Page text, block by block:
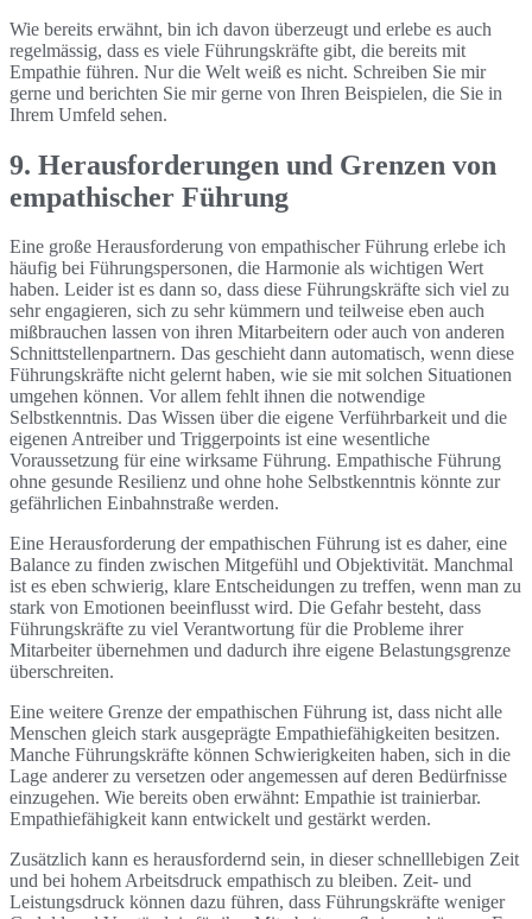
Wie bereits erwähnt, bin ich davon überzeugt und erlebe es auch
regelmässig, dass es viele Führungskräfte gibt, die bereits mit
Empathie führen. Nur die Welt weiß es nicht. Schreiben Sie mir
gerne und berichten Sie mir gerne von Ihren Beispielen, die Sie in
Ihrem Umfeld sehen.
9. Herausforderungen und Grenzen von
empathischer Führung
Eine große Herausforderung von empathischer Führung erlebe ich
häufig bei Führungspersonen, die Harmonie als wichtigen Wert
haben. Leider ist es dann so, dass diese Führungskräfte sich viel zu
sehr engagieren, sich zu sehr kümmern und teilweise eben auch
mißbrauchen lassen von ihren Mitarbeitern oder auch von anderen
Schnittstellenpartnern. Das geschieht dann automatisch, wenn diese
Führungskräfte nicht gelernt haben, wie sie mit solchen Situationen
umgehen können. Vor allem fehlt ihnen die notwendige
Selbstkenntnis. Das Wissen über die eigene Verführbarkeit und die
eigenen Antreiber und Triggerpoints ist eine wesentliche
Voraussetzung für eine wirksame Führung. Empathische Führung
ohne gesunde Resilienz und ohne hohe Selbstkenntnis könnte zur
gefährlichen Einbahnstraße werden.
Eine Herausforderung der empathischen Führung ist es daher, eine
Balance zu finden zwischen Mitgefühl und Objektivität. Manchmal
ist es eben schwierig, klare Entscheidungen zu treffen, wenn man zu
stark von Emotionen beeinflusst wird. Die Gefahr besteht, dass
Führungskräfte zu viel Verantwortung für die Probleme ihrer
Mitarbeiter übernehmen und dadurch ihre eigene Belastungsgrenze
überschreiten.
Eine weitere Grenze der empathischen Führung ist, dass nicht alle
Menschen gleich stark ausgeprägte Empathiefähigkeiten besitzen.
Manche Führungskräfte können Schwierigkeiten haben, sich in die
Lage anderer zu versetzen oder angemessen auf deren Bedürfnisse
einzugehen. Wie bereits oben erwähnt: Empathie ist trainierbar.
Empathiefähigkeit kann entwickelt und gestärkt werden.
Zusätzlich kann es herausfordernd sein, in dieser schnelllebigen Zeit
und bei hohem Arbeitsdruck empathisch zu bleiben. Zeit- und
Leistungsdruck können dazu führen, dass Führungskräfte weniger